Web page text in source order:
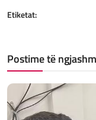
Etiketat:
Postime të